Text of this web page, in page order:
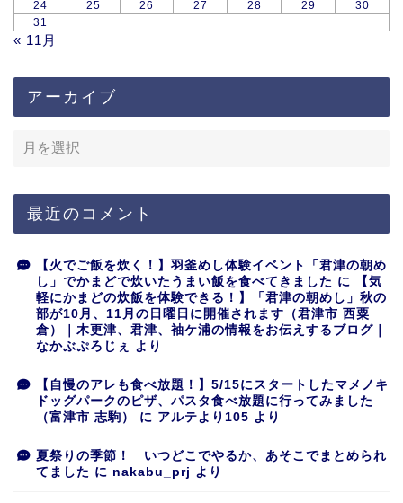
24
25 26 27 28 29
30
31
« 11月
アーカイブ
最近のコメント
【火でご飯を炊く！】羽釜めし体験イベント「君津の朝め
し」でかまどで炊いたうまい飯を食べてきました に
【気
軽にかまどの炊飯を体験できる！】「君津の朝めし」秋の
部が10月、11月の日曜日に開催されます（君津市 西粟
倉）｜木更津、君津、袖ケ浦の情報をお伝えするブログ｜
なかぶぷろじぇ
より
【自慢のアレも食べ放題！】5/15にスタートしたマメノキ
ドッグパークのピザ、パスタ食べ放題に行ってみました
（富津市 志駒）
に アルテより105 より
夏祭りの季節！ いつどこでやるか、あそこでまとめられ
てました に nakabu_prj より